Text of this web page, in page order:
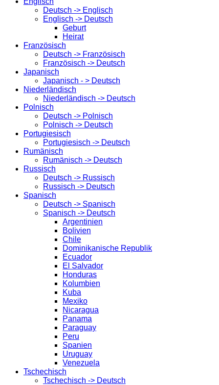
Deutsch -> Englisch
Englisch -> Deutsch
Geburt
Heirat
Französisch
Deutsch -> Französisch
Französisch -> Deutsch
Japanisch
Japanisch - > Deutsch
Niederländisch
Niederländisch -> Deutsch
Polnisch
Deutsch -> Polnisch
Polnisch -> Deutsch
Portugiesisch
Portugiesisch -> Deutsch
Rumänisch
Rumänisch -> Deutsch
Russisch
Deutsch -> Russisch
Russisch -> Deutsch
Spanisch
Deutsch -> Spanisch
Spanisch -> Deutsch
Argentinien
Bolivien
Chile
Dominikanische Republik
Ecuador
El Salvador
Honduras
Kolumbien
Kuba
Mexiko
Nicaragua
Panama
Paraguay
Peru
Spanien
Uruguay
Venezuela
Tschechisch
Tschechisch -> Deutsch